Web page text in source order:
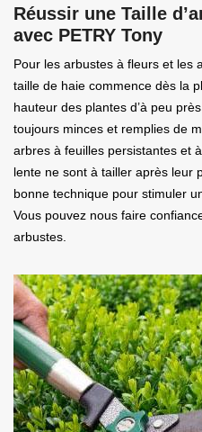
Réussir une Taille
avec PETRY Tony
Pour les arbustes à fleurs et les
taille de haie commence dès la
hauteur des plantes d’à peu
toujours minces et remplies de
arbres à feuilles persistantes et
lente ne sont à tailler après leur
bonne technique pour stimuler
Vous pouvez nous faire
arbustes.